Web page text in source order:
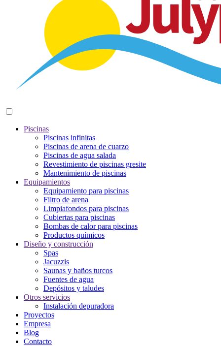
Piscinas
Piscinas infinitas
Piscinas de arena de cuarzo
Piscinas de agua salada
Revestimiento de piscinas gresite
Mantenimiento de piscinas
Equipamientos
Equipamiento para piscinas
Filtro de arena
Limpiafondos para piscinas
Cubiertas para piscinas
Bombas de calor para piscinas
Productos químicos
Diseño y construcción
Spas
Jacuzzis
Saunas y baños turcos
Fuentes de agua
Depósitos y taludes
Otros servicios
Instalación depuradora
Proyectos
Empresa
Blog
Contacto